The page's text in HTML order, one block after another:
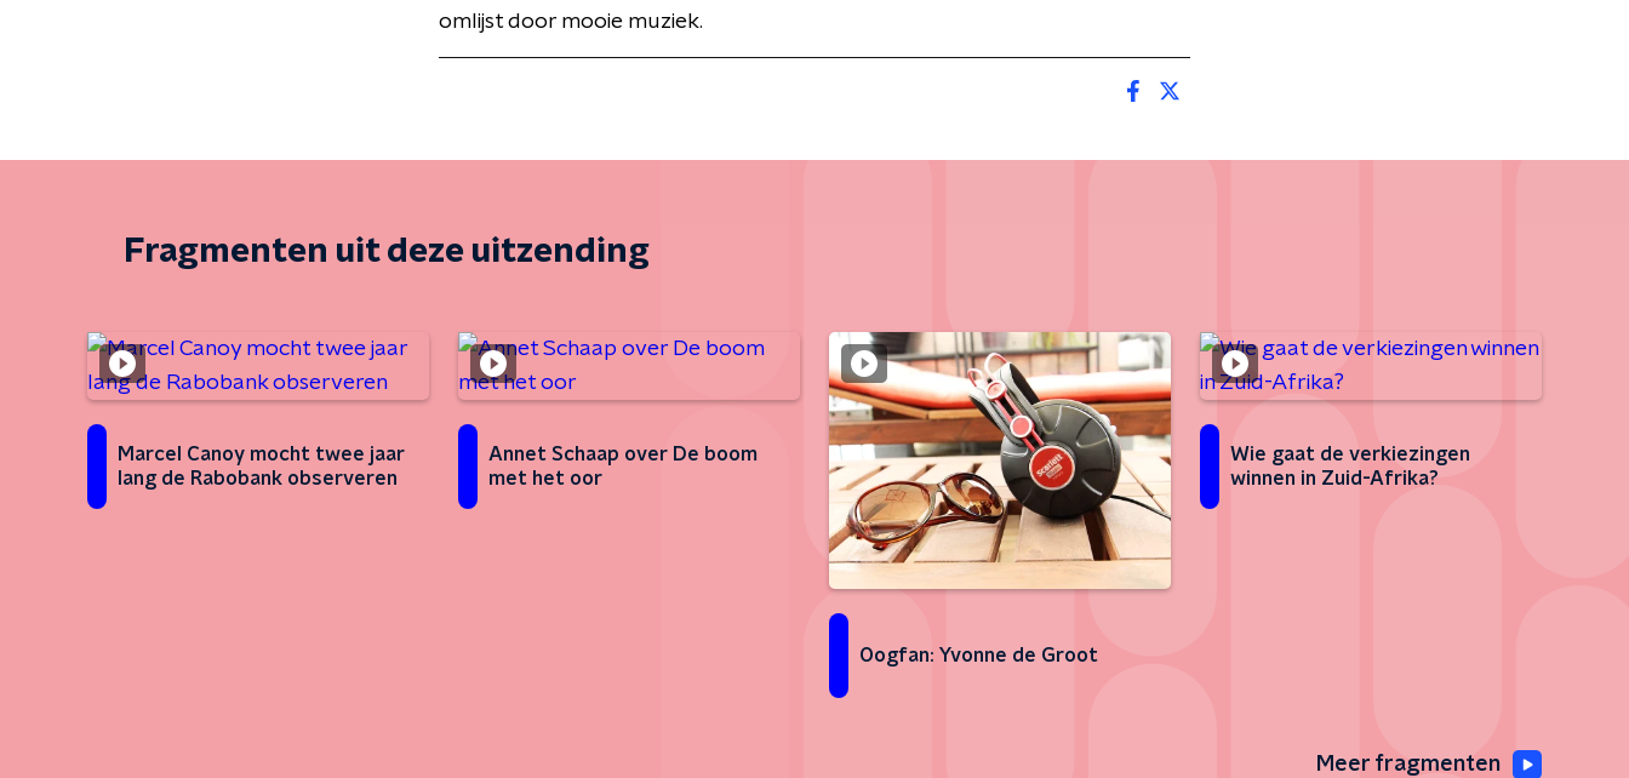
omlijst door mooie muziek.
Fragmenten uit deze uitzending
Marcel Canoy mocht twee jaar
lang de Rabobank observeren
Annet Schaap over De boom
met het oor
Oogfan: Yvonne de Groot
Wie gaat de verkiezingen
winnen in Zuid-Afrika?
Meer fragmenten